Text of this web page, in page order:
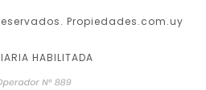
Propiedades.com.uy
HABILITADA